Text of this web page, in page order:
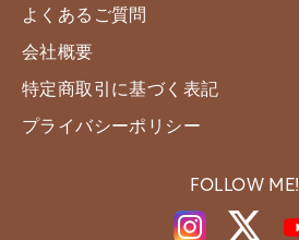
よくあるご質問
会社概要
特定商取引に基づく表記
プライバシーポリシー
FOLLOW ME!